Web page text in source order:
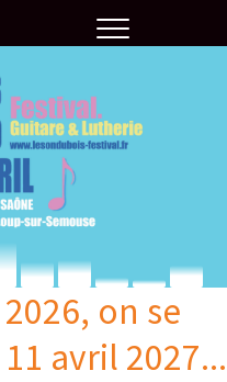
on se
avril 2027...